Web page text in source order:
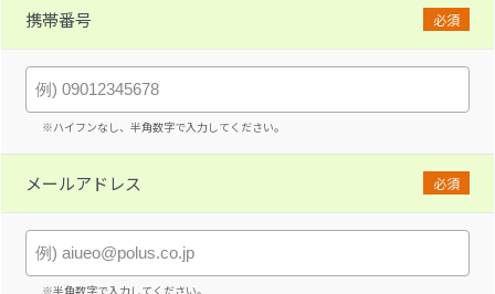
携帯番号 必須
※ハイフンなし、半角数字で入力してください。
メールアドレス 必須
※半角数字で入力してください。